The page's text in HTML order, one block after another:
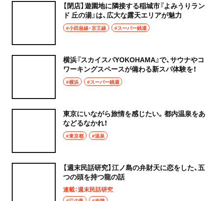
【閉店】遊園地に隣接する稲城市『よみうりラン
ド 丘の湯』は、広大な露天エリアが魅力
#小田急線・京王線 #スーパー銭湯
横浜『スカイスパYOKOHAMA』で、サウナやコ
ワーキングスペースが備わる新スパ体験を！
#横浜 #スーパー銭湯
東京にいながら旅情を感じたい。都内温泉をあ
などるなかれ！
#東京都 #温泉
【週末民話研究】江ノ島の弁財天に恋をした、五
つの頭を持つ龍の話
連載：週末民話研究